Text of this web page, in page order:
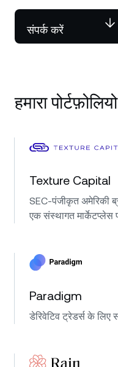
संपर्क करें
हमारा
Texture Capital
SEC-पंजीकृत अमेरिकी
एक संस्थागत मार्केटप्लेस
Paradigm
डेरिवेटिव ट्रेडर्स के लिए